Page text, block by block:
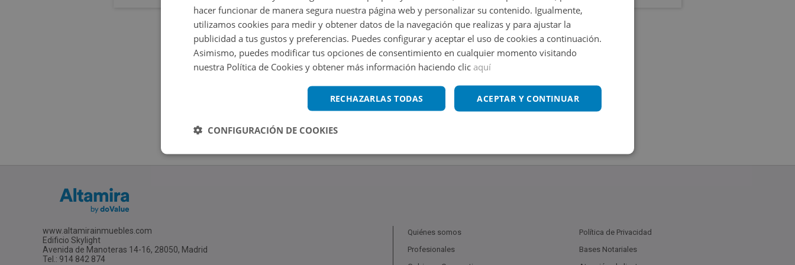
www.altamirainmuebles.com
Edificio Skylight
Avenida de Manoteras 14-16, 28050, Madrid
Tel.: 914 842 874
Quiénes somos
Profesionales
Política de Privacidad
Bases Notariales
hacer funcionar de manera segura nuestra página web y personalizar su contenido. Igualmente,
utilizamos cookies para medir y obtener datos de la navegación que realizas y para ajustar la
publicidad a tus gustos y preferencias. Puedes configurar y aceptar el uso de cookies a continuación.
Asimismo, puedes modificar tus opciones de consentimiento en cualquier momento visitando
nuestra Política de Cookies y obtener más información haciendo clic aquí
ACEPTAR Y CONTINUAR
RECHAZARLAS TODAS
CONFIGURACIÓN DE COOKIES